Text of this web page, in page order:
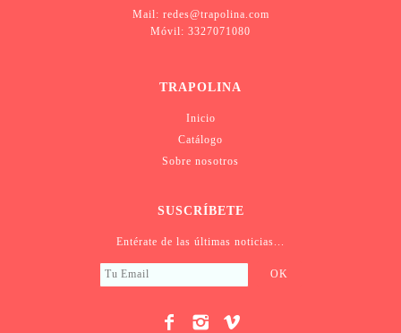
Mail: redes@trapolina.com
Móvil: 3327071080
TRAPOLINA
Inicio
Catálogo
Sobre nosotros
SUSCRÍBETE
Entérate de las últimas noticias...